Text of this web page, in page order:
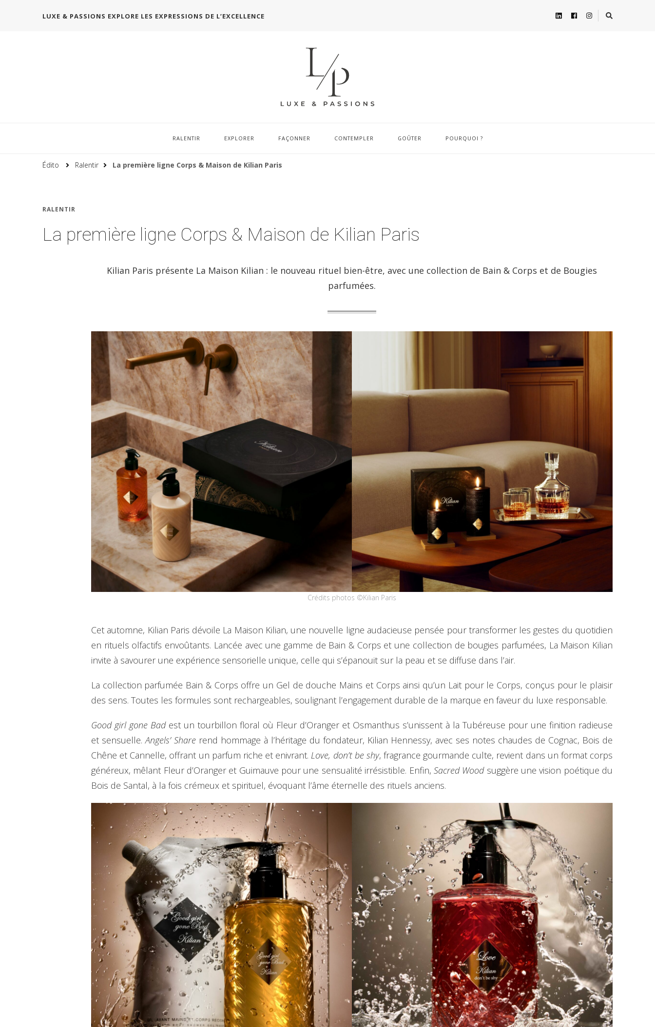
LUXE & PASSIONS EXPLORE LES EXPRESSIONS DE L’EXCELLENCE
RALENTIR EXPLORER FAÇONNER CONTEMPLER GOÛTER POURQUOI ?
Édito Ralentir La première ligne Corps & Maison de Kilian Paris
RALENTIR
La première ligne Corps & Maison de Kilian Paris
Kilian Paris présente La Maison Kilian : le nouveau rituel bien-être, avec une collection de Bain & Corps et de Bougies
parfumées.
Crédits photos ©Kilian Paris
Cet automne, Kilian Paris dévoile La Maison Kilian, une nouvelle ligne audacieuse pensée pour transformer les gestes du quotidien
en rituels olfactifs envoûtants. Lancée avec une gamme de Bain & Corps et une collection de bougies parfumées, La Maison Kilian
invite à savourer une expérience sensorielle unique, celle qui s’épanouit sur la peau et se diffuse dans l’air.
La collection parfumée Bain & Corps offre un Gel de douche Mains et Corps ainsi qu’un Lait pour le Corps, conçus pour le plaisir
des sens. Toutes les formules sont rechargeables, soulignant l’engagement durable de la marque en faveur du luxe responsable.
Good girl gone Badest un tourbillon floral où Fleur d’Oranger et Osmanthus s’unissent à la Tubéreuse pour une finition radieuse
et sensuelle.Angels’ Share rend hommage à l’héritage du fondateur, Kilian Hennessy, avec ses notes chaudes de Cognac, Bois de
Chêne et Cannelle, offrant un parfum riche et enivrant. Love, don’t be shy, fragrance gourmande culte, revient dans un format corps
généreux, mêlant Fleur d’Oranger et Guimauve pour une sensualité irrésistible. Enfin, Sacred Woodsuggère une vision poétique du
Bois de Santal, à la fois crémeux et spirituel, évoquant l’âme éternelle des rituels anciens.